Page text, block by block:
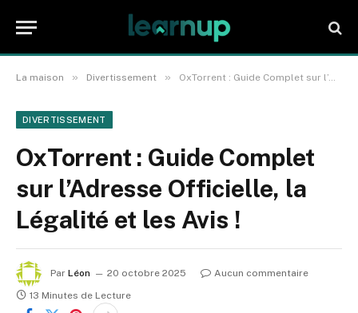
La maison » Divertissement » OxTorrent : Guide Complet sur l’Adresse Officielle, la Légalité et les Avis !
DIVERTISSEMENT
OxTorrent : Guide Complet
sur l’Adresse Officielle, la
Légalité et les Avis !
Par Léon 20 octobre 2025
Aucun commentaire
13 Minutes de Lecture